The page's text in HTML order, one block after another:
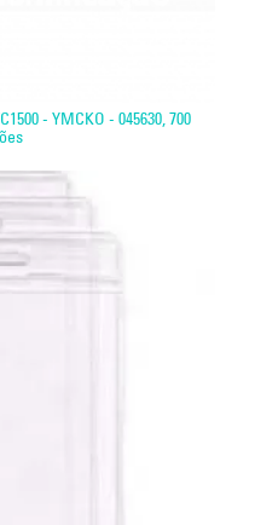
- YMCKO - 045630, 700